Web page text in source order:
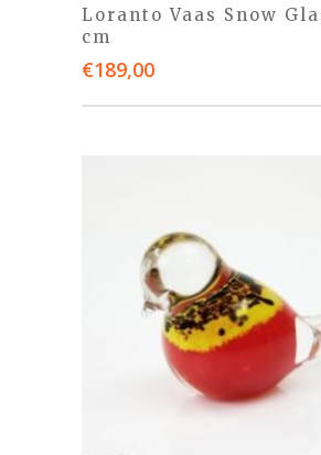
Loranto Vaas Snow
cm
€189,00